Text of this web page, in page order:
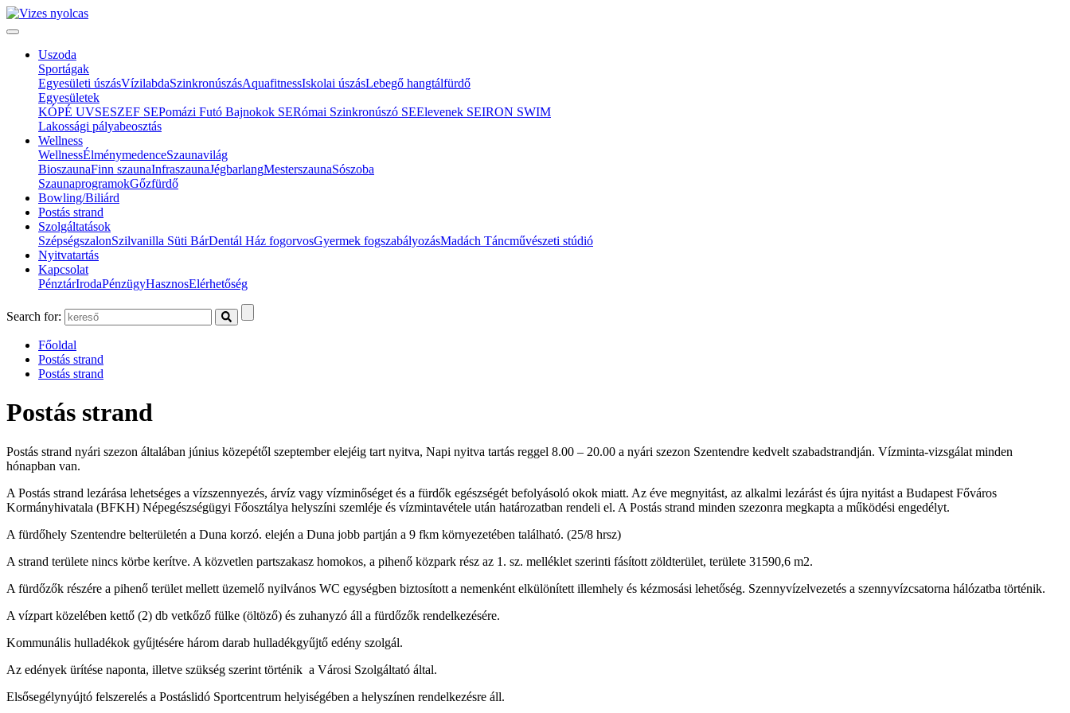
Uszoda
Sportágak
Egyesületi úszásVízilabdaSzinkronúszásAquafitnessIskolai úszásLebegő hangtálfürdő
Egyesületek
KÓPÉ UVSESZEF SEPomázi Futó Bajnokok SERómai Szinkronúszó SEElevenek SEIRON SWIM
Lakossági pályabeosztás
Wellness
WellnessÉlménymedenceSzaunavilág
BioszaunaFinn szaunaInfraszaunaJégbarlangMesterszaunaSószoba
SzaunaprogramokGőzfürdő
Bowling/Biliárd
Postás strand
Szolgáltatások
SzépségszalonSzilvanilla Süti BárDentál Ház fogorvosGyermek fogszabályozásMadách Táncművészeti stúdió
Nyitvatartás
Kapcsolat
PénztárIrodaPénzügyHasznosElérhetőség
Search for:
Főoldal
Postás strand
Postás strand
Postás strand
Postás strand nyári szezon általában június közepétől szeptember elejéig tart nyitva, Napi nyitva tartás reggel 8.00 – 20.00 a nyári szezon Szentendre kedvelt szabadstrandján. Vízminta-vizsgálat minden
hónapban van.
A Postás strand lezárása lehetséges a vízszennyezés, árvíz vagy vízminőséget és a fürdők egészségét befolyásoló okok miatt. Az éve megnyitást, az alkalmi lezárást és újra nyitást a Budapest Főváros
Kormányhivatala (BFKH) Népegészségügyi Főosztálya helyszíni szemléje és vízmintavétele után határozatban rendeli el. A Postás strand minden szezonra megkapta a működési engedélyt.
A fürdőhely Szentendre belterületén a Duna korzó. elején a Duna jobb partján a 9 fkm környezetében található. (25/8 hrsz)
A strand területe nincs körbe kerítve. A közvetlen partszakasz homokos, a pihenő közpark rész az 1. sz. melléklet szerinti fásított zöldterület, területe 31590,6 m2.
A fürdőzők részére a pihenő terület mellett üzemelő nyilvános WC egységben biztosított a nemenként elkülönített illemhely és kézmosási lehetőség. Szennyvízelvezetés a szennyvízcsatorna hálózatba történik.
A vízpart közelében kettő (2) db vetkőző fülke (öltöző) és zuhanyzó áll a fürdőzők rendelkezésére.
Kommunális hulladékok gyűjtésére három darab hulladékgyűjtő edény szolgál.
Az edények ürítése naponta, illetve szükség szerint történik a Városi Szolgáltató által.
Elsősegélynyújtó felszerelés a Postáslidó Sportcentrum helyiségében a helyszínen rendelkezésre áll.